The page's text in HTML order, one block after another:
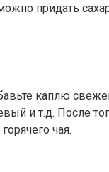
придать
каплю
и т.д. После
чая.